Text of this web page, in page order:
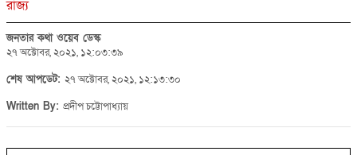
রাজ্য
জনতার কথা ওয়েব ডেস্ক
২৭ অক্টোবর, ২০২১, ১২:০৩:৩৯
শেষ আপডেট: ২৭ অক্টোবর, ২০২১, ১২:১৩:৩০
Written By: প্রদীপ চট্টোপাধ্যায়